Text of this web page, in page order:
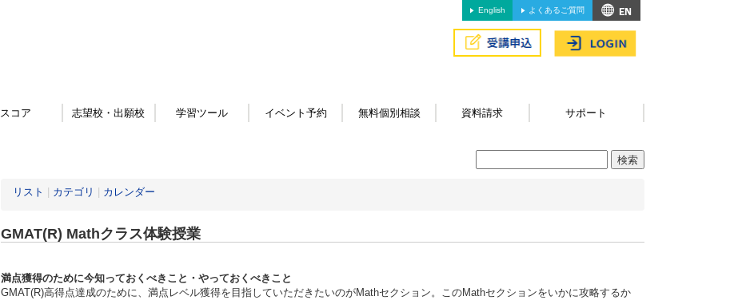
English よくあるご質問
スコア 志望校・出願校 学習ツール イベント予約 無料個別相談 資料請求 サポート
リスト カテゴリ カレンダー
GMAT(R) Mathクラス体験授業
満点獲得のために今知っておくべきこと・やっておくべきこと
GMAT(R)高得点達成のために、満点レベル獲得を目指していただきたいのがMathセクション。このMathセクションをいかに攻略するか